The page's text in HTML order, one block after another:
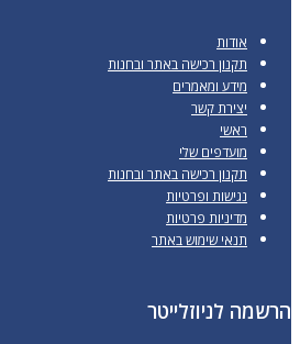
אודות
תקנון רכישה באתר ובחנות
מידע ומאמרים
יצירת קשר
ראשי
מועדפים שלי
תקנון רכישה באתר ובחנות
נגישות ופרטיות
מדיניות פרטיות
תנאי שימוש באתר
הרשמה לניוזלייטר